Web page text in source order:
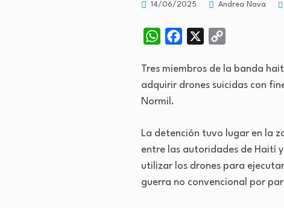
14/06/2025 Andrea Nava
WhatsAppFacebook
Tres miembros de la banda
adquirir drones suicidas con
Normil.
La detención tuvo lugar en la
entre las autoridades de Haití
utilizar los drones para
guerra no convencional por